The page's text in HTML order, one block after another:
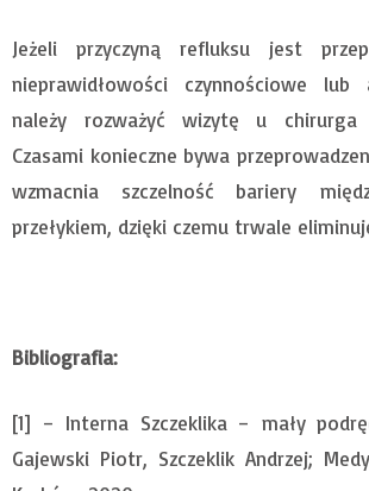
Jeżeli przyczyną refluksu jest
nieprawidłowości czynnościowe lub
należy rozważyć wizytę u
Czasami konieczne bywa
wzmacnia szczelność bariery
przełykiem, dzięki czemu trwale
Bibliografia:
[1] – Interna Szczeklika – mały
Gajewski Piotr, Szczeklik Andrzej;